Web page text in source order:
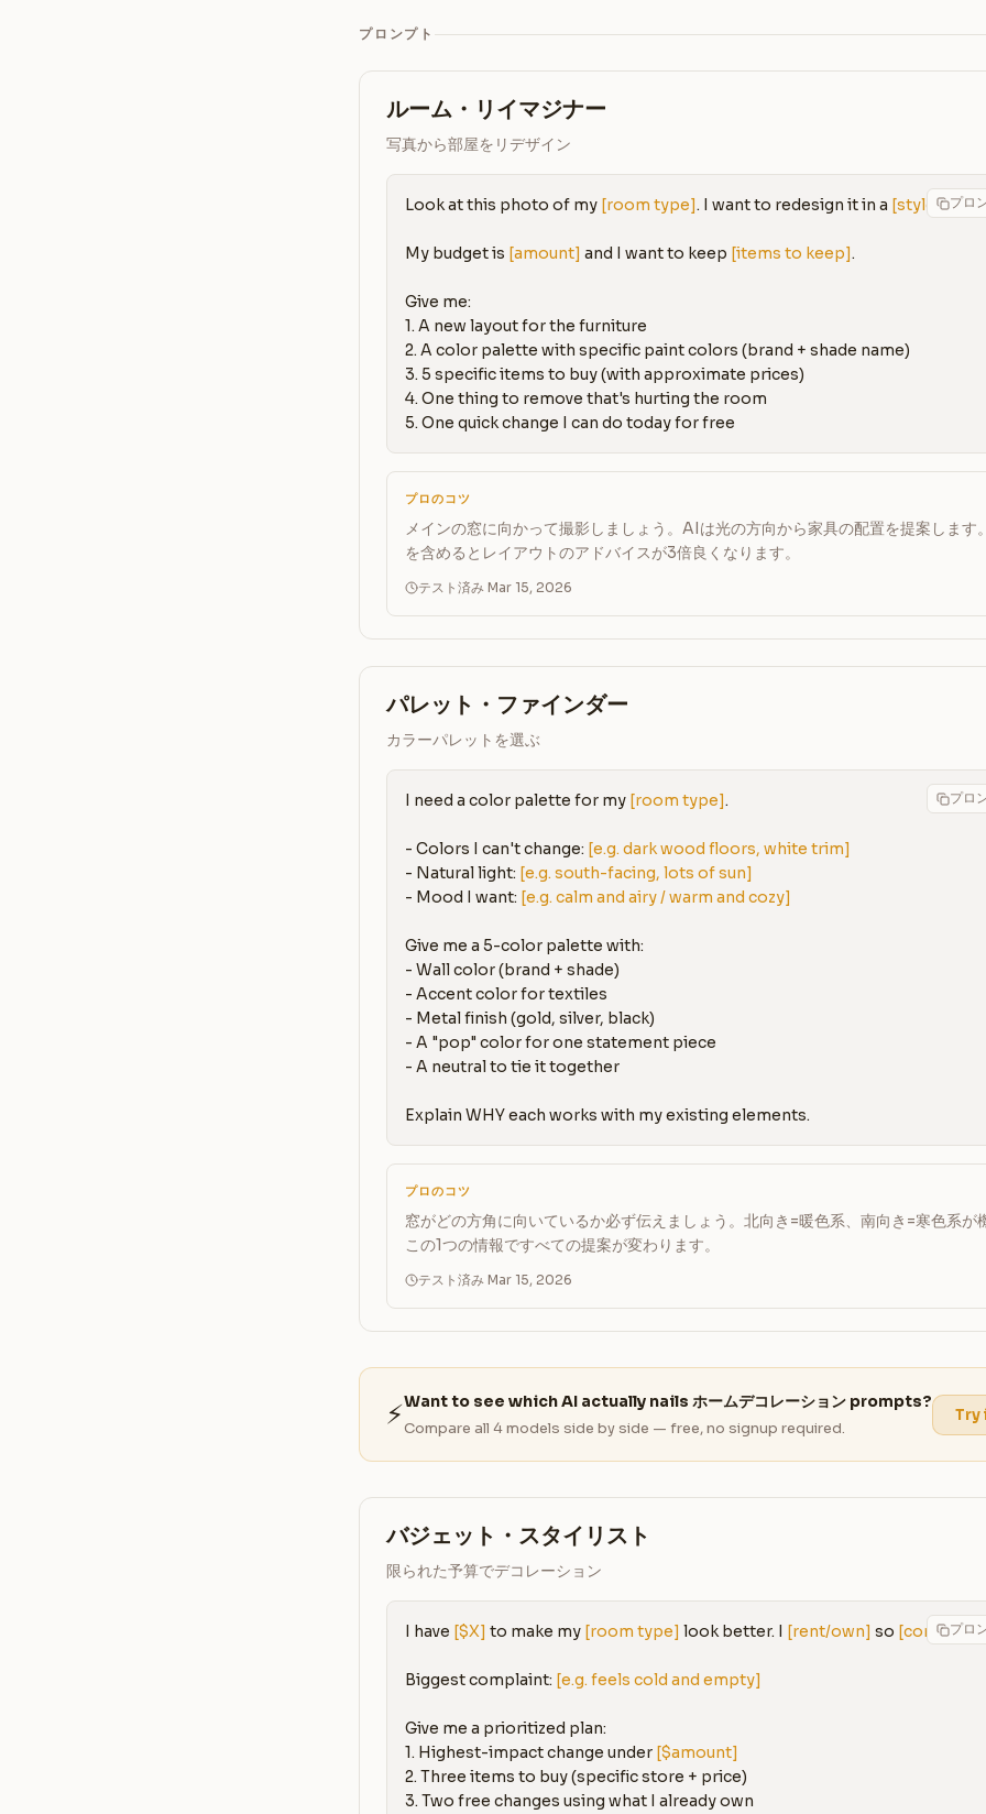
プロンプト
ルーム・リイマジナー
写真から部屋をリデザイン
プロ
Look at this photo of my [room type]. I want to redesign it in a [style] style.
My budget is [amount] and I want to keep [items to keep].
Give me:
1. A new layout for the furniture
2. A color palette with specific paint colors (brand + shade name)
3. 5 specific items to buy (with approximate prices)
4. One thing to remove that's hurting the room
5. One quick change I can do today for free
プロのコツ
メインの窓に向かって撮影しましょう。AIは光の方向から家具の配置を提案します
を含めるとレイアウトのアドバイスが3倍良くなります。
テスト済み Mar 15, 2026
パレット・ファインダー
カラーパレットを選ぶ
プロ
I need a color palette for my [room type].
- Colors I can't change: [e.g. dark wood floors, white trim]
- Natural light: [e.g. south-facing, lots of sun]
- Mood I want: [e.g. calm and airy / warm and cozy]
Give me a 5-color palette with:
- Wall color (brand + shade)
- Accent color for textiles
- Metal finish (gold, silver, black)
- A "pop" color for one statement piece
- A neutral to tie it together
Explain WHY each works with my existing elements.
プロのコツ
窓がどの方角に向いているか必ず伝えましょう。北向き=暖色系、南向き=寒色系が
この1つの情報ですべての提案が変わります。
テスト済み Mar 15, 2026
⚡Want to see which AI actually nails ホームデコレーション prompts?
Compare all 4 models side by side — free, no signup required.
Try
バジェット・スタイリスト
限られた予算でデコレーション
プロ
I have [$X] to make my [room type] look better. I [rent/own] so
Biggest complaint: [e.g. feels cold and empty]
Give me a prioritized plan:
1. Highest-impact change under [$amount]
2. Three items to buy (specific store + price)
3. Two free changes using what I already own